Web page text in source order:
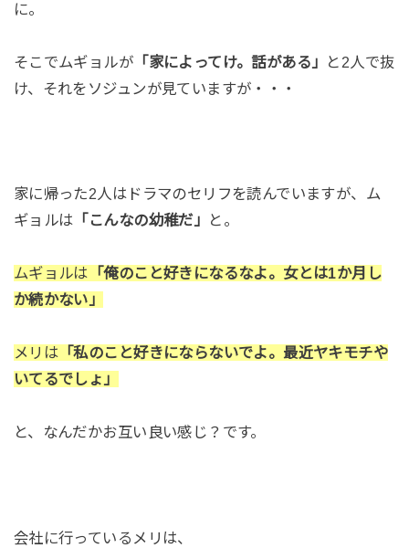
に。
そこでムギョルが 「家によってけ。話がある」
と2人で抜
け、それをソジュンが見ていますが・・・
家に帰った2人はドラマのセリフを読んでいますが、ム
ギョルは 「こんなの幼稚だ」 と。
ムギョルは 「俺のこと好きになるなよ。女とは1か月し
か続かない」
メリは 「私のこと好きにならないでよ。最近ヤキモチや
いてるでしょ」
と、なんだかお互い良い感じ？です。
会社に行っているメリは、